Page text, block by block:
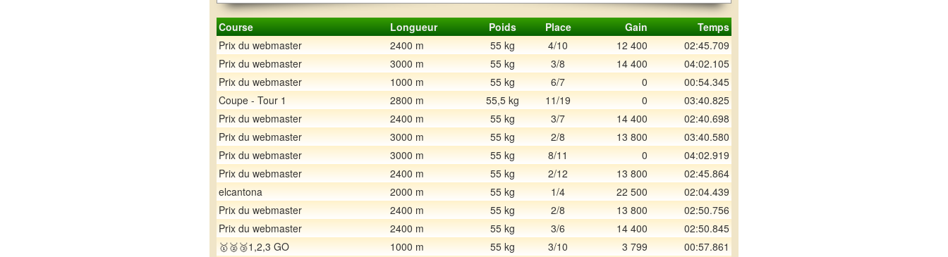
Course Longueur Poids Place Gain
Temps
Prix du webmaster
2400 m 55 kg 4/10 12 400
02:45.709
Prix du webmaster
3000 m 55 kg 3/8 14 400
04:02.105
Prix du webmaster
1000 m 55 kg 6/7 0
00:54.345
Coupe - Tour 1
2800 m 55,5 kg 11/19 0
03:40.825
Prix du webmaster
2400 m 55 kg 3/7 14 400
02:40.698
Prix du webmaster
3000 m 55 kg 2/8 13 800
03:40.580
Prix du webmaster
3000 m 55 kg 8/11 0
04:02.919
Prix du webmaster
2400 m 55 kg 2/12 13 800
02:45.864
elcantona
2000 m 55 kg 1/4 22 500
02:04.439
Prix du webmaster
2400 m 55 kg 2/8 13 800
02:50.756
Prix du webmaster
2400 m 55 kg 3/6 14 400
02:50.845
🥇🥈🥉1,2,3 GO
1000 m 55 kg 3/10 3 799
00:57.861